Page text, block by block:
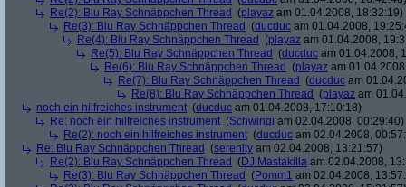
Re(2): Blu Ray Schnäppchen Thread (playaz am 01.04.2008, 18:32:19)
Re(3): Blu Ray Schnäppchen Thread (ducduc am 01.04.2008,
Re(4): Blu Ray Schnäppchen Thread (playaz am 01.04.2008,
Re(5): Blu Ray Schnäppchen Thread (ducduc am 01.04.2008,
Re(6): Blu Ray Schnäppchen Thread (playaz am
Re(7): Blu Ray Schnäppchen Thread (ducduc am
Re(8): Blu Ray Schnäppchen Thread (playaz am
noch ein hilfreiches instrument (ducduc am 01.04.2008, 17:10:18)
Re: noch ein hilfreiches instrument (Schwingi am 02.04.2008, 00:29:40)
Re(2): noch ein hilfreiches instrument (ducduc am 02.04.2008,
Re: Blu Ray Schnäppchen Thread (serenity am 02.04.2008, 13:21:57)
Re(2): Blu Ray Schnäppchen Thread (DJ Mastakilla am 02.04.2008,
Re(3): Blu Ray Schnäppchen Thread (Pomm1 am 02.04.2008,